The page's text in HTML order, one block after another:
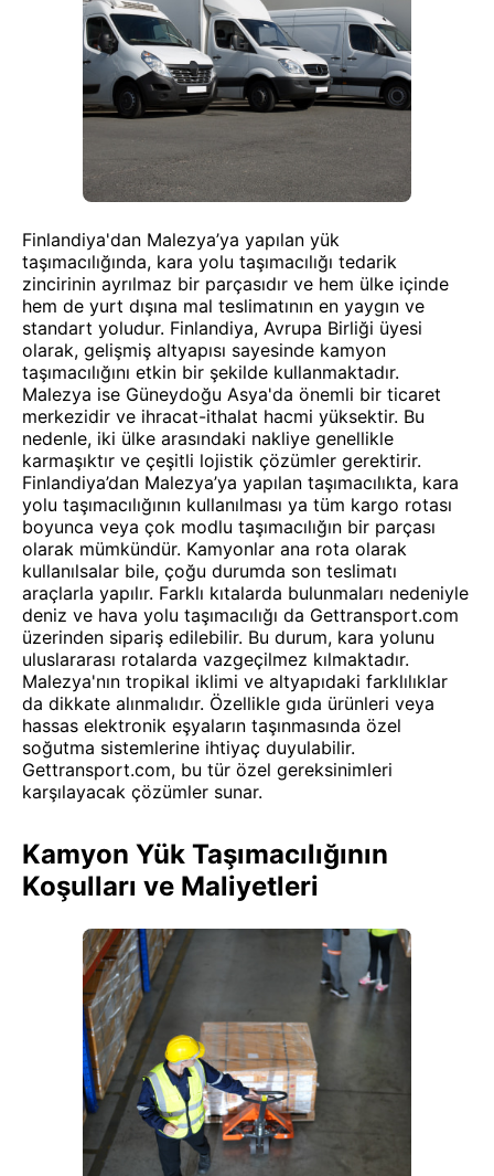
Finlandiya'dan Malezya’ya yapılan yük
taşımacılığında, kara yolu taşımacılığı tedarik
zincirinin ayrılmaz bir parçasıdır ve hem ülke içinde
hem de yurt dışına mal teslimatının en yaygın ve
standart yoludur. Finlandiya, Avrupa Birliği üyesi
olarak, gelişmiş altyapısı sayesinde kamyon
taşımacılığını etkin bir şekilde kullanmaktadır.
Malezya ise Güneydoğu Asya'da önemli bir ticaret
merkezidir ve ihracat-ithalat hacmi yüksektir. Bu
nedenle, iki ülke arasındaki nakliye genellikle
karmaşıktır ve çeşitli lojistik çözümler gerektirir.
Finlandiya’dan Malezya’ya yapılan taşımacılıkta, kara
yolu taşımacılığının kullanılması ya tüm kargo rotası
boyunca veya çok modlu taşımacılığın bir parçası
olarak mümkündür. Kamyonlar ana rota olarak
kullanılsalar bile, çoğu durumda son teslimatı
araçlarla yapılır. Farklı kıtalarda bulunmaları nedeniyle
deniz ve hava yolu taşımacılığı da Gettransport.com
üzerinden sipariş edilebilir. Bu durum, kara yolunu
uluslararası rotalarda vazgeçilmez kılmaktadır.
Malezya'nın tropikal iklimi ve altyapıdaki farklılıklar
da dikkate alınmalıdır. Özellikle gıda ürünleri veya
hassas elektronik eşyaların taşınmasında özel
soğutma sistemlerine ihtiyaç duyulabilir.
Gettransport.com, bu tür özel gereksinimleri
karşılayacak çözümler sunar.
Kamyon Yük Taşımacılığının
Koşulları ve Maliyetleri